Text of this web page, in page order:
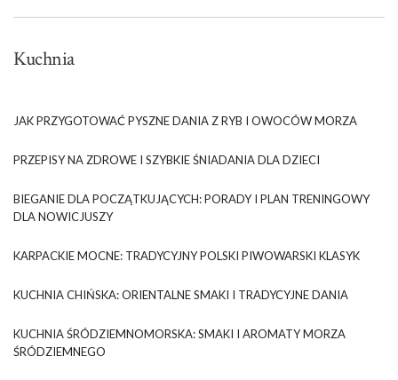
Kuchnia
JAK PRZYGOTOWAĆ PYSZNE DANIA Z RYB I OWOCÓW MORZA
PRZEPISY NA ZDROWE I SZYBKIE ŚNIADANIA DLA DZIECI
BIEGANIE DLA POCZĄTKUJĄCYCH: PORADY I PLAN TRENINGOWY
DLA NOWICJUSZY
KARPACKIE MOCNE: TRADYCYJNY POLSKI PIWOWARSKI KLASYK
KUCHNIA CHIŃSKA: ORIENTALNE SMAKI I TRADYCYJNE DANIA
KUCHNIA ŚRÓDZIEMNOMORSKA: SMAKI I AROMATY MORZA
ŚRÓDZIEMNEGO